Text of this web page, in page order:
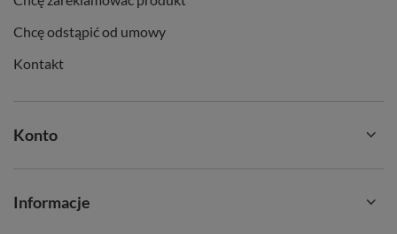
Chcę odstąpić od umowy
Kontakt
Konto
Informacje